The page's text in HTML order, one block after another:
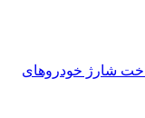
شارژ خودروهای